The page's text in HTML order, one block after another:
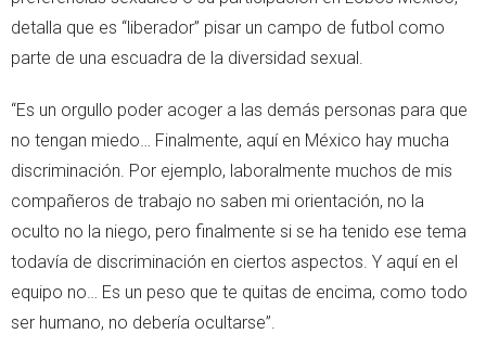
detalla que es “liberador” pisar un campo de futbol como
parte de una escuadra de la diversidad sexual.
“Es un orgullo poder acoger a las demás personas para que
no tengan miedo… Finalmente, aquí en México hay mucha
discriminación. Por ejemplo, laboralmente muchos de mis
compañeros de trabajo no saben mi orientación, no la
oculto no la niego, pero finalmente si se ha tenido ese tema
todavía de discriminación en ciertos aspectos. Y aquí en el
equipo no… Es un peso que te quitas de encima, como todo
ser humano, no debería ocultarse”.